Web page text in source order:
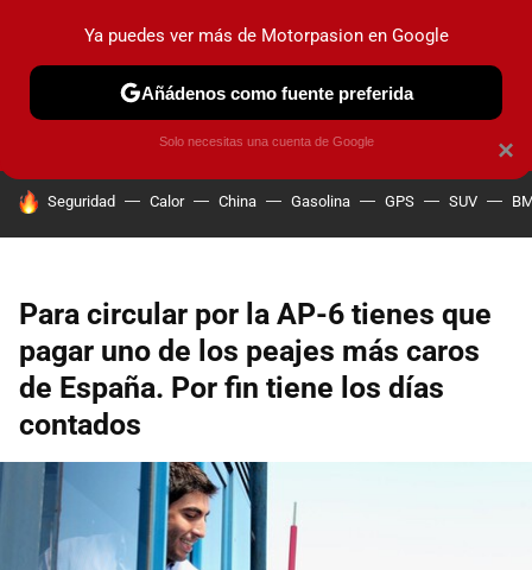
PRUEBAS COCHES ELÉCTRICOS OBSERVATORIO
HOY SE HABLA DE
Seguridad Calor China Gasolina GPS SUV
Para circular por la AP-6 tienes que
pagar uno de los peajes más caros
de España. Por fin tiene los días
contados
×
Ya puedes ver más de Motorpasion en Google
Añádenos como fuente preferida
Solo necesitas una cuenta de Google